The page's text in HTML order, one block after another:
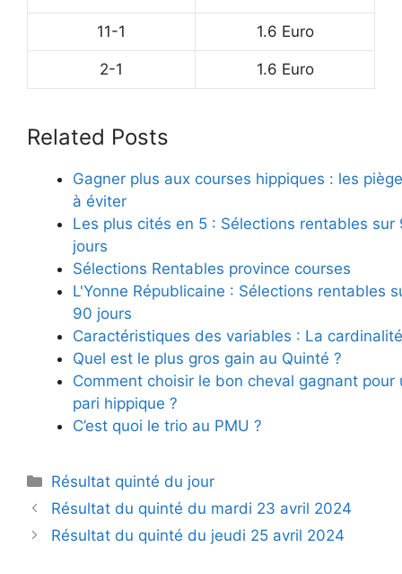
11-1 1.6 Euro
2-1 1.6 Euro
Related Posts
Gagner plus aux courses hippiques : les
à éviter
Les plus cités en 5 : Sélections rentables sur
jours
Sélections Rentables province courses
L'Yonne Républicaine : Sélections rentables
90 jours
Caractéristiques des variables : La cardinalité
Quel est le plus gros gain au Quinté ?
Comment choisir le bon cheval gagnant pour
pari hippique ?
C’est quoi le trio au PMU ?
Catégories
Résultat quinté du jour
Résultat du quinté du mardi 23 avril 2024
Résultat du quinté du jeudi 25 avril 2024